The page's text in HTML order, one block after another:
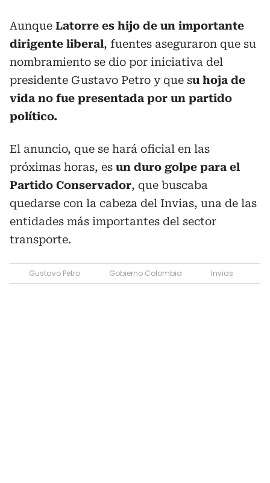
Aunque Latorre es hijo de un importante
dirigente liberal, fuentes aseguraron que su
nombramiento se dio por iniciativa del
presidente Gustavo Petro y que su hoja de
vida no fue presentada por un partido
político.
El anuncio, que se hará oficial en las
próximas horas, es un duro golpe para el
Partido Conservador, que buscaba
quedarse con la cabeza del Invias, una de las
entidades más importantes del sector
transporte.
Gustavo Petro Gobierno Colombia Invias